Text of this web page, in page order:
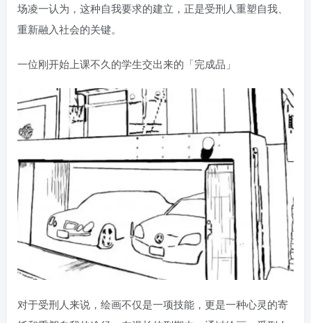
场凌一认为，这种自我要求的建立，正是受刑人重塑自我、
重新融入社会的关键。
一位刚开始上课不久的学生交出来的「完成品」
对于受刑人来说，绘画不仅是一项技能，更是一种心灵的寄